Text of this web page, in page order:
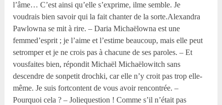
l’âme… C’est ainsi qu’elle s’exprime, ilme semble. Je
voudrais bien savoir qui la fait chanter de la sorte.Alexandra
Pawlowna se mit à rire. – Daria Michaëlowna est une
femmed’esprit ; je l’aime et l’estime beaucoup, mais elle peut
setromper et je ne crois pas à chacune de ses paroles. – Et
vousfaites bien, répondit Michaël Michaëlowitch sans
descendre de sonpetit drochki, car elle n’y croit pas trop elle-
même. Je suis fortcontent de vous avoir rencontrée. –
Pourquoi cela ? – Joliequestion ! Comme s’il n’était pas